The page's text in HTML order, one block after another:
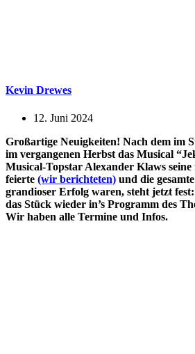
Kevin Drewes
12. Juni 2024
Großartige Neuigkeiten! Nach dem im
im vergangenen Herbst das Musical
Musical-Topstar Alexander Klaws
feierte (wir berichteten) und die
grandioser Erfolg waren, steht jetzt
das Stück wieder in’s Programm des
Wir haben alle Termine und Infos.